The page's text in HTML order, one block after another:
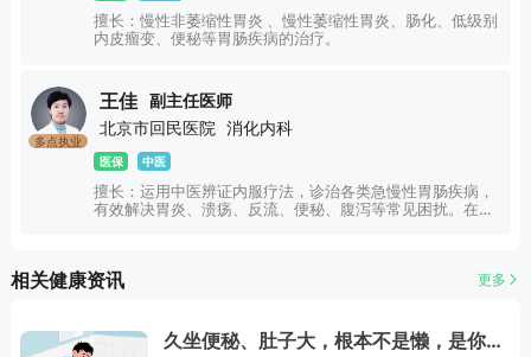
擅长：慢性非萎缩性胃炎 、慢性萎缩性胃炎、肠化、低级别
内皮瘤变、便秘等胃肠疾病的治疗。
多点执业
王佳
副主任医师
北京市回民医院
消化内科
医保 中医
擅长：运用中医辨证内服疗法，诊治各类急慢性胃肠疾病，
有效解决胃炎、溃疡、反流、便秘、腹泻等常见困扰。在脾
妇、产妇不接诊）
相关健康资讯 更多
久坐便秘、肚子大，根本不是懒，是你这